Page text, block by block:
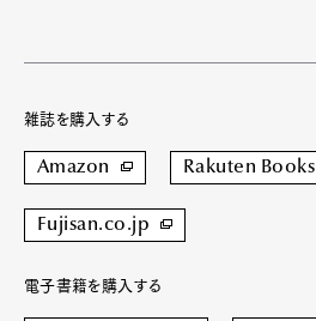
雑誌を購入する
Amazon Rakuten Books
Fujisan.co.jp
電子書籍を購入する